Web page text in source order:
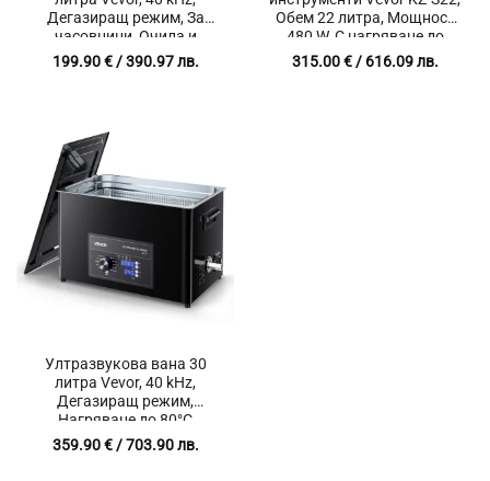
Дегазиращ режим, За
часовници, Очила и
Лабораторни инструменти
199.90€/ 390.97 лв.
Обем 22 литра, Мощност
480 W, С нагряване до
110°C
315.00€/ 616.09 лв.
Ултразвукова вана 30
литра Vevor, 40 kHz,
Дегазиращ режим,
Нагряване до 80°C
359.90€/ 703.90 лв.